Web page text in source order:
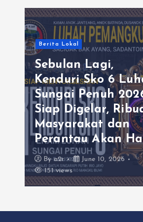
Berita Lokal
Sebulan Lagi,
Kenduri Sko 6
Sungai Penuh
Siap Digelar,
Masyarakat dan
Perantau Akan
Bya2r
June 10, 2026
151 views